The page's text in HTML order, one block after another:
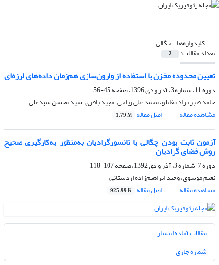
کلیدواژه‌ها =چگالی
تعداد مقالات: 2
تعیین محدوده مخزن با استفاده از وارون‌سازی هم‌زمان داده‌های لرزه‌ای
دوره 11، شماره 3، آذر و دی 1396، صفحه
45-56
حامد قنبر نژاد مغانلو، محمد علی ریاحی، مجید باقری، سید محسن سیدعلی
مشاهده مقاله
اصل مقاله 1.79 M
آزمون ثابت بودن چگالی با تانسورگرادیان به‌منظور به‌کارگیری صحیح
روش فضای گرادیان
دوره 7، شماره 3، آذر و دی 1392، صفحه
107-118
نعیم موسوی، وحید ابراهیم‌‌زاده اردستانی
مشاهده مقاله
اصل مقاله 925.99 K
مقالات آماده انتشار
شماره جاری